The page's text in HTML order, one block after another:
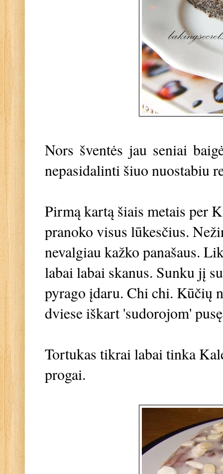
Nors šventės jau seniai
nepasidalinti šiuo nuostabiu
Pirmą kartą šiais metais per
pranoko visus lūkesčius.
nevalgiau kažko panašaus.
labai labai skanus. Sunku jį
pyrago įdaru. Chi chi. Kūčių
dviese iškart 'sudorojom'
Tortukas tikrai labai tinka
progai.